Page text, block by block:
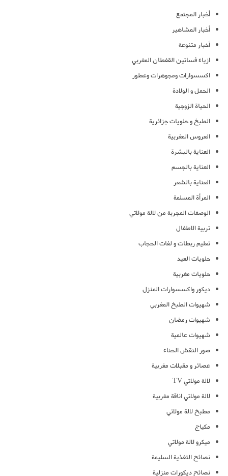
أخبار المجتمع
أخبار المشاهير
أخبار متنوعة
ازياء فساتين القفطان المغربي
اكسسوارات ومجوهرات وعطور
الحمل و الولادة
الحياة الزوجية
الطبخ و حلويات جزائرية
العروس المغربية
العناية بالبشرة
العناية بالجسم
العناية بالشعر
المرأة المسلمة
الوصفات المجربة من لالة مولاتي
تربية الاطفال
تعليم ربطات و لفات الحجاب
حلويات العيد
حلويات مغربية
ديكور واكسسوارات المنزل
شهيوات الطبخ المغربي
شهيوات رمضان
شهيوات عالمية
صور النقش الحناء
عصائر و مقبلات مغربية
لالة مولاتي TV
لالة مولاتي اناقة مغربية
مطبخ لالة مولاتي
مكياج
ميكرو لالة مولاتي
نصائح التغذية السليمة
نصائح ديكورات منزلية